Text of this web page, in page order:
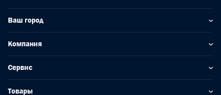
Ваш город
Компания
Сервис
Товары